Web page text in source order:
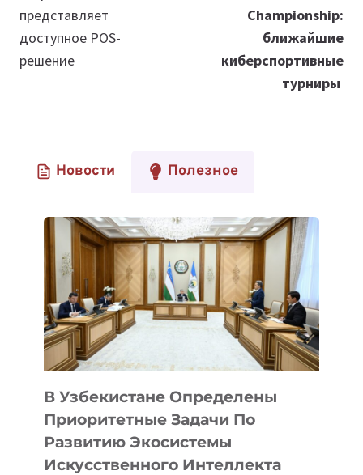
представляет
доступное POS-
решение
Championship:
ближайшие
киберспортивные
турниры
Новости Полезное
В Узбекистане Определены
Приоритетные Задачи По
Развитию Экосистемы
Искусственного Интеллекта